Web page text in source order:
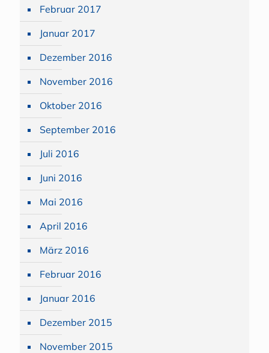
Februar 2017
Januar 2017
Dezember 2016
November 2016
Oktober 2016
September 2016
Juli 2016
Juni 2016
Mai 2016
April 2016
März 2016
Februar 2016
Januar 2016
Dezember 2015
November 2015